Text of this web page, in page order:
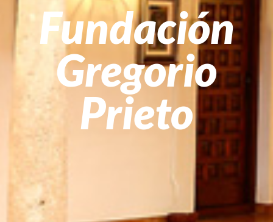
Fundación
Gregorio
Prieto